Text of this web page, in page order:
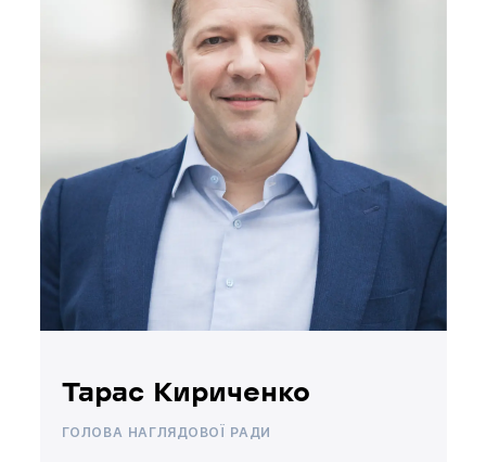
Тарас Кириченко
ГОЛОВА НАГЛЯДОВОЇ РАДИ